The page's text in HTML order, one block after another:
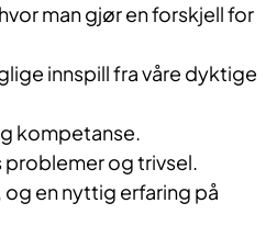
man gjør en forskjell for
innspill fra våre dyktige
kompetanse.
problemer og trivsel.
og en nyttig erfaring på